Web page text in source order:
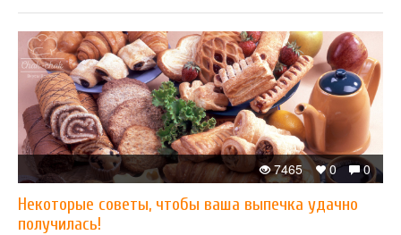
0
0
7465
Некоторые советы, чтобы ваша выпечка удачно
получилась!